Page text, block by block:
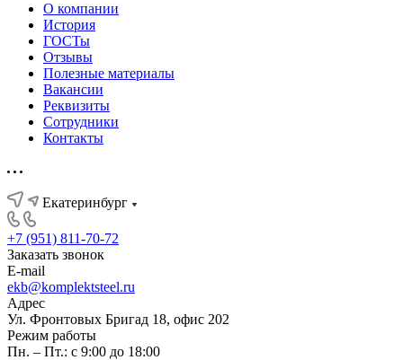
О компании
История
ГОСТы
Отзывы
Полезные материалы
Вакансии
Реквизиты
Сотрудники
Контакты
Екатеринбург
+7 (951) 811-70-72
Заказать звонок
E-mail
ekb@komplektsteel.ru
Адрес
Ул. Фронтовых Бригад 18, офис 202
Режим работы
Пн. – Пт.: с 9:00 до 18:00